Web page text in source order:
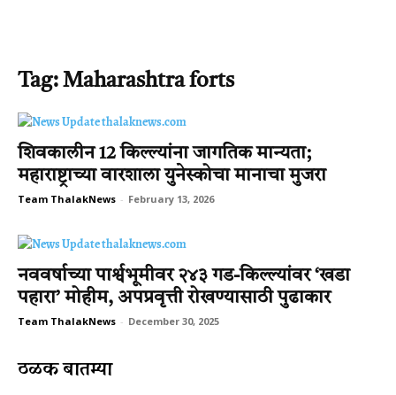
Tag: Maharashtra forts
शिवकालीन 12 किल्ल्यांना जागतिक मान्यता;
महाराष्ट्राच्या वारशाला युनेस्कोचा मानाचा मुजरा
Team ThalakNews - February 13, 2026
नववर्षाच्या पार्श्वभूमीवर २४३ गड-किल्ल्यांवर ‘खडा
पहारा’ मोहीम, अपप्रवृत्ती रोखण्यासाठी पुढाकार
Team ThalakNews - December 30, 2025
ठळक बातम्या